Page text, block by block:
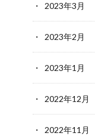
2023年3月
2023年2月
2023年1月
2022年12月
2022年11月